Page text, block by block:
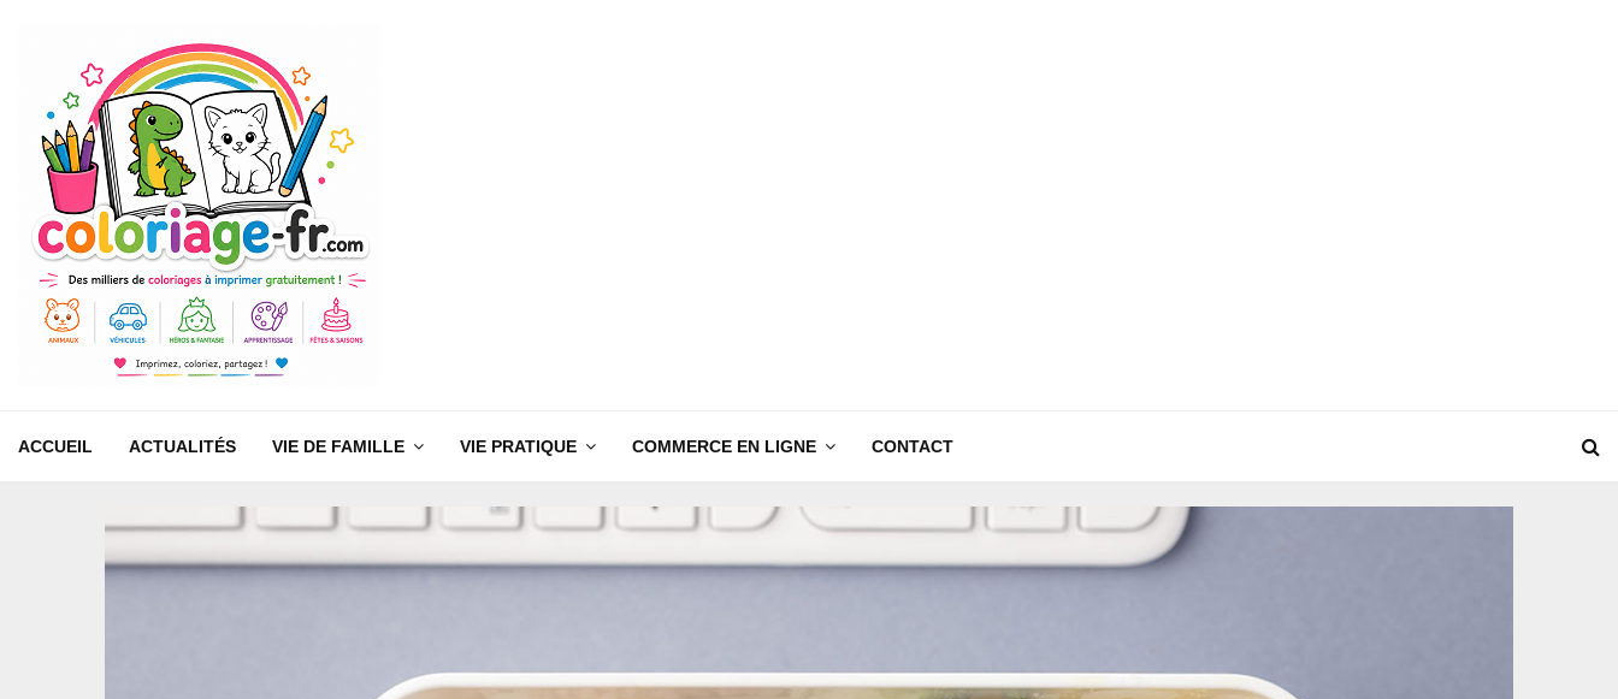
ACCUEIL ACTUALITÉS VIE DE FAMILLE VIE PRATIQUE COMMERCE EN LIGNE CONTACT